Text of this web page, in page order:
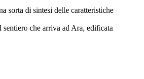
sorta di sintesi delle caratteristiche
che arriva ad Ara, edificata